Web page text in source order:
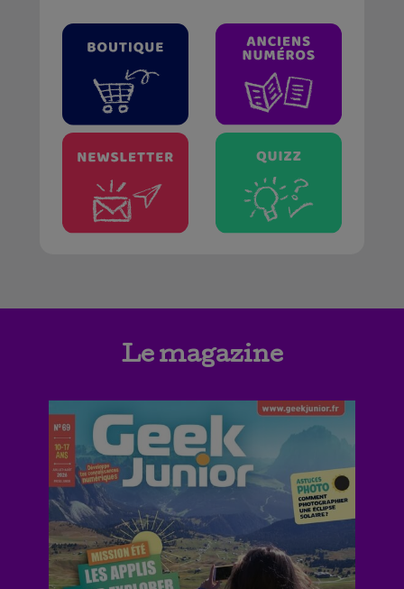
Le magazine